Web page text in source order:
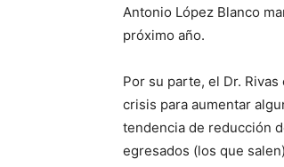
Antonio López Blanco
próximo año.
Por su parte, el Dr.
crisis para aumentar
tendencia de reducción
egresados (los que